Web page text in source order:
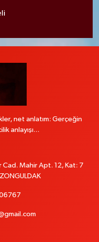
net anlatım: Gerçeğin
anlayışı...
Cad. Mahir Apt. 12, Kat: 7